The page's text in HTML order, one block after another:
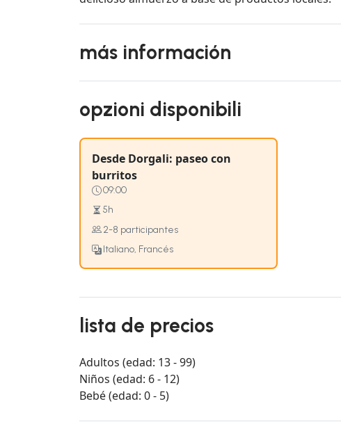
más información
opzioni disponibili
Desde Dorgali: paseo con
burritos
09:00
5h
2-8 participantes
Italiano, Francés
lista de precios
Adultos (edad: 13 - 99)
Niños (edad: 6 - 12)
Bebé (edad: 0 - 5)